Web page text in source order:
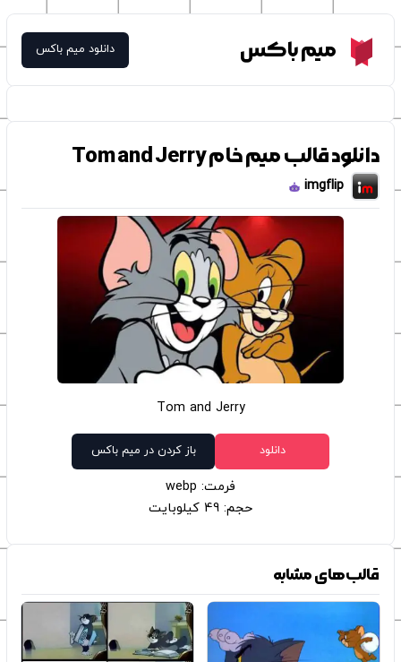
Meme Boxمیم باکس دانلود میم باکس
دانلود قالب میم خام Tom and Jerry
imgflip
Tom and Jerry
دانلود باز کردن در میم باکس
فرمت: webp
حجم: 49 کیلوبایت
قالب‌های مشابه